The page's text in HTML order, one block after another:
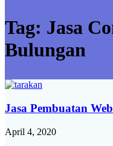
Tag: Jasa
Bulungan
Jasa Pembuatan
April 4, 2020